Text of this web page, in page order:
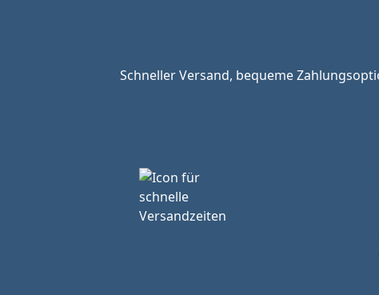
Schneller Versand, bequeme